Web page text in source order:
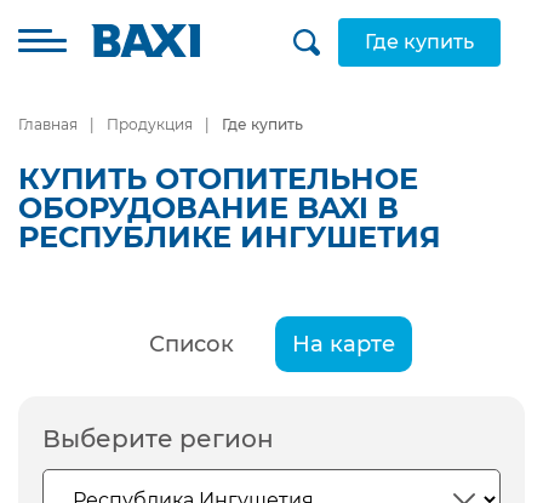
Где купить
Главная Продукция Где купить
КУПИТЬ ОТОПИТЕЛЬНОЕ
ОБОРУДОВАНИЕ BAXI В
РЕСПУБЛИКЕ ИНГУШЕТИЯ
Список На карте
Выберите регион